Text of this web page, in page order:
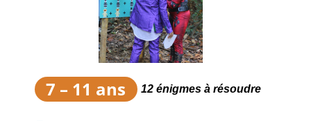
7 – 11 ans 12 énigmes à résoudre